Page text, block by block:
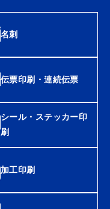
名刺
伝票印刷・連続伝票
シール・ステッカー印
刷
加工印刷